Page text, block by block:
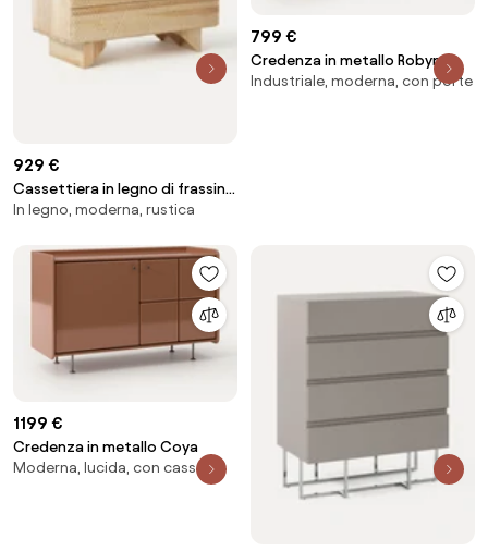
929 €
Cassettiera in legno di frassino
Louis
In legno, moderna, rustica
799 €
Credenza in metallo Robyn
Industriale, moderna, con porte
1199 €
Credenza in metallo Coya
Moderna, lucida, con cassetti